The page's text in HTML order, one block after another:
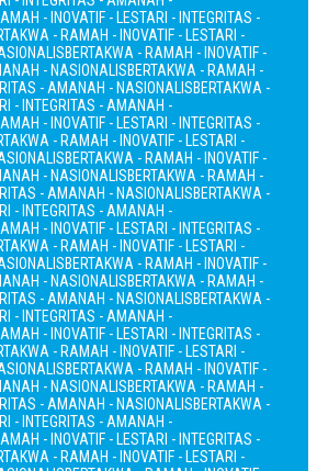
- INOVATIF - LESTARI - INTEGRITAS -
- RAMAH - INOVATIF - LESTARI -
BERTAKWA - RAMAH - INOVATIF -
- NASIONALISBERTAKWA - RAMAH -
- AMANAH - NASIONALISBERTAKWA -
- INTEGRITAS - AMANAH -
- INOVATIF - LESTARI - INTEGRITAS -
- RAMAH - INOVATIF - LESTARI -
BERTAKWA - RAMAH - INOVATIF -
- NASIONALISBERTAKWA - RAMAH -
- AMANAH - NASIONALISBERTAKWA -
- INTEGRITAS - AMANAH -
- INOVATIF - LESTARI - INTEGRITAS -
- RAMAH - INOVATIF - LESTARI -
BERTAKWA - RAMAH - INOVATIF -
- NASIONALISBERTAKWA - RAMAH -
- AMANAH - NASIONALISBERTAKWA -
- INTEGRITAS - AMANAH -
- INOVATIF - LESTARI - INTEGRITAS -
- RAMAH - INOVATIF - LESTARI -
BERTAKWA - RAMAH - INOVATIF -
- NASIONALISBERTAKWA - RAMAH -
- AMANAH - NASIONALISBERTAKWA -
- INTEGRITAS - AMANAH -
- INOVATIF - LESTARI - INTEGRITAS -
- RAMAH - INOVATIF - LESTARI -